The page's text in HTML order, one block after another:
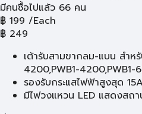
มีคนซื้อไปแล้ว 66 คน
฿ 199 /Each
฿ 249
เต้ารับสามขากลม-แบน สำห
4200,PWB1-4200,PWB1-
รองรับกระแสไฟฟ้าสูงสุด
มีไฟวงแหวน LED แสดงสถา